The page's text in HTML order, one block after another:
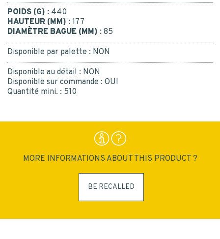
BE RECALLED
Or call us : 02 41 96 90 10
POIDS (G) : 440
HAUTEUR (MM) : 177
DIAMÈTRE BAGUE (MM) : 85
Disponible par palette : NON
Disponible au détail : NON
Disponible sur commande : OUI
Quantité mini. : 510
MORE INFORMATIONS ABOUT THIS PRODUCT ?
BE RECALLED
I consent to the collection, processing, use of my
personal data.*
Yes
*